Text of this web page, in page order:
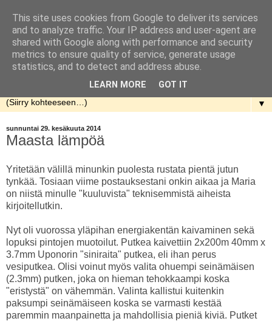
Rakennellen
Nuorenparin taival talon rakentamisen parissa. Aloitusaika
kevät 2013.
▼
sunnuntai 29. kesäkuuta 2014
Maasta lämpöä
Yritetään välillä minunkin puolesta rustata pientä jutun
tynkää. Tosiaan viime postauksestani onkin aikaa ja Maria
on niistä minulle "kuuluvista" teknisemmistä aiheista
kirjoitellutkin.
Nyt oli vuorossa yläpihan energiakentän kaivaminen sekä
lopuksi pintojen muotoilut. Putkea kaivettiin 2x200m 40mm x
3.7mm Uponorin "siniraita" putkea, eli ihan perus
vesiputkea. Olisi voinut myös valita ohuempi seinämäisen
(2.3mm) putken, joka on hieman tehokkaampi koska
"eristystä" on vähemmän. Valinta kallistui kuitenkin
paksumpi seinämäiseen koska se varmasti kestää
paremmin maanpainetta ja mahdollisia pieniä kiviä. Putket
This site uses cookies from Google to deliver its services
and to analyze traffic. Your IP address and user-agent are
shared with Google along with performance and security
metrics to ensure quality of service, generate usage
statistics, and to detect and address abuse.
LEARN MORE GOT IT